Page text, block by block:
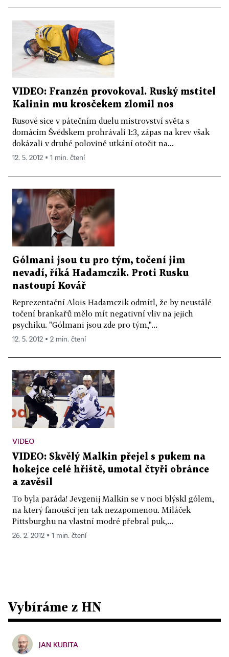
VIDEO: Franzén provokoval. Ruský mstitel
Kalinin mu krosčekem zlomil nos
Rusové sice v pátečním duelu mistrovství světa s
domácím Švédskem prohrávali 1:3, zápas na krev však
dokázali v druhé polovině utkání otočit na...
12. 5. 2012 ▪ 1 min. čtení
Gólmani jsou tu pro tým, točení jim
nevadí, říká Hadamczik. Proti Rusku
nastoupí Kovář
Reprezentační Alois Hadamczik odmítl, že by neustálé
točení brankařů mělo mít negativní vliv na jejich
psychiku. "Gólmani jsou zde pro tým,"...
12. 5. 2012 ▪ 2 min. čtení
VIDEO
VIDEO: Skvělý Malkin přejel s pukem na
hokejce celé hřiště, umotal čtyři obránce
a zavěsil
To byla paráda! Jevgenij Malkin se v noci blýskl gólem,
na který fanoušci jen tak nezapomenou. Miláček
Pittsburghu na vlastní modré přebral puk,...
26. 2. 2012 ▪ 1 min. čtení
Vybíráme z HN
JAN KUBITA